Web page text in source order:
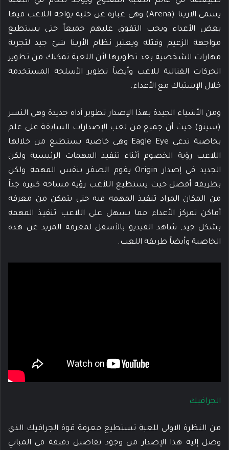
يسمى الارينا (Arena) وهى عبارة عن حلبة يواجه اللاعب فيها
بعض الأعداء ويجب التفوق عليهم جميعاً حتى يستطيع
مواجهة الزعيم وقتله ويعتبر نظام الأرينا شئ جيد لتجربة
مهارات الشخصية بعد تطويرها لأن اللعبة تمكنك من تطوير
الحركات القتالية للاعب وأيضاً تطوير الأسلحة المستخدمة
خلال الإشتباك مع الأعداء.
ومن الأشياء الجيدة بهذا الإصدار تطوير أداه جديدة وهى النسر
(سينو) حيث أن جميع من لعب الإصدارات السابقة على علم
بخاصية تدعى Eagle Eye وهى خاصية يستطيع من خلالها
اللاعب رؤية الخصوم أثناء تنفيذ المهمات الرئيسية ولكن
الجديد في إصدار Origin يقوم الصقر بنفس المهمة ولكن
بطريقة أفضل حيث يستطيع اللأعب رؤية مساحة كبيرة جداً
من المكان المراد تنفيذ المهمه فيه حتى يتمكن من معرفه
أماكن تمركز الأعداء مما يسهل على اللاعب تنفيذ المهمه
بشكل جيد, شاهد الفيديو بالأسفل لمعرفة المزيد عن هذه
الخاصية وأيضاً طريقة اللعب.
الجرافيك
من النظرة الاولى للعبة تستطيع معرفة قوة الجرافيك الذي
وصل إليه هذا الإصدار من وجود تفاصيل دقيقة في المباني